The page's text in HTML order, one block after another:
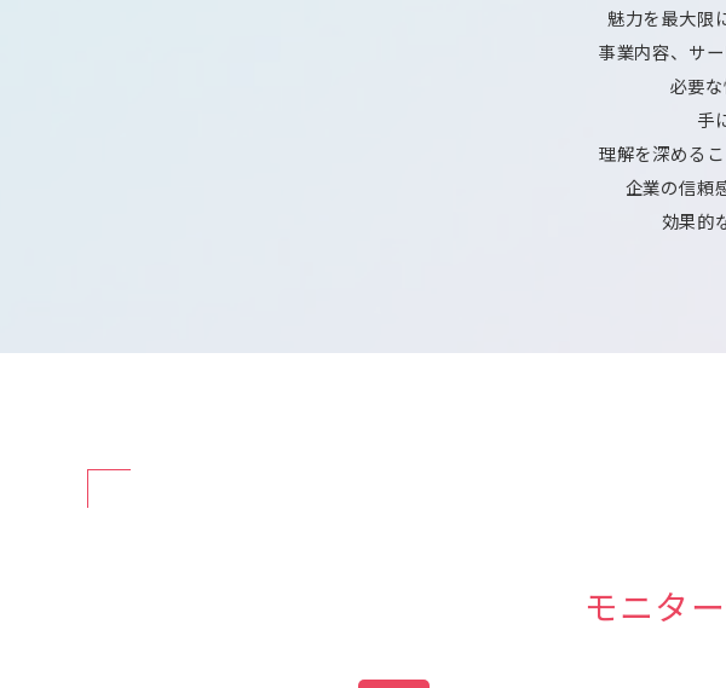
魅力を最大限
事業内容、サ
必要
手
理解を深める
企業の信頼
効果的
モニタ